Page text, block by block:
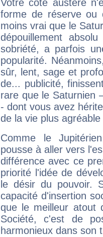
Votre côté austère
forme de réserve
moins vrai que le
dépouillement
sobriété, a parfois
popularité.
sûr, lent, sage et
de... publicité,
rare que le Saturnien
- dont vous avez
de la vie plus
Comme le
pousse à aller vers
différence avec ce
priorité l'idée de
le désir du pouvoir.
capacité d'insertion
que le meilleur atout
Société, c'est de
harmonieux dans son